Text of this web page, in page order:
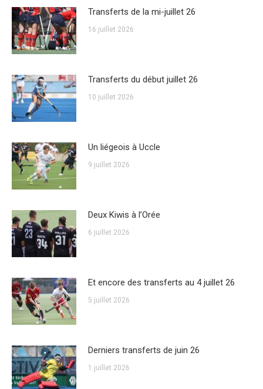
Transferts de la mi-juillet 26
16 juillet 2026
Transferts du début juillet 26
10 juillet 2026
Un liégeois à Uccle
9 juillet 2026
Deux Kiwis à l’Orée
6 juillet 2026
Et encore des transferts au 4 juillet 26
5 juillet 2026
Derniers transferts de juin 26
1 juillet 2026